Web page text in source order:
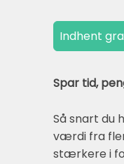
Spar tid,
Så snart du
værdi fra
stærkere i